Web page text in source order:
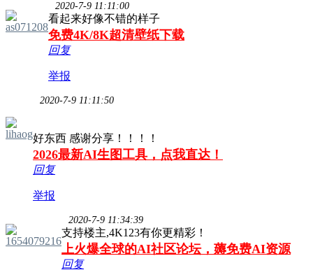
as071208
2020-7-9 11:11:00
看起来好像不错的样子
免费4K/8K超清壁纸下载
回复
举报
lihaog
2020-7-9 11:11:50
好东西 感谢分享！！！！
2026最新AI生图工具，点我直达！
回复
举报
1654079216
2020-7-9 11:34:39
支持楼主,4K123有你更精彩！
上火爆全球的AI社区论坛，薅免费AI资源
回复